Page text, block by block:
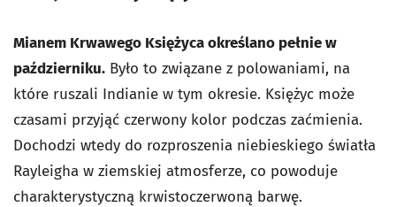
Mianem Krwawego Księżyca określano pełnie w
październiku. Było to związane z polowaniami, na
które ruszali Indianie w tym okresie. Księżyc może
czasami przyjąć czerwony kolor podczas zaćmienia.
Dochodzi wtedy do rozproszenia niebieskiego światła
Rayleigha w ziemskiej atmosferze, co powoduje
charakterystyczną krwistoczerwoną barwę.